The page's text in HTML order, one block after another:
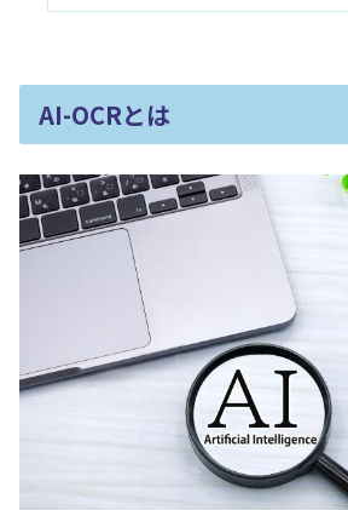
AI-OCRとは